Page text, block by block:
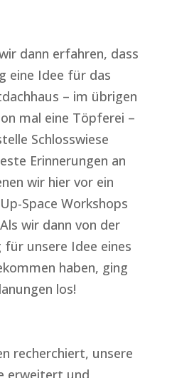
dann erfahren, dass
eine Idee für das
– im übrigen
mal eine Töpferei –
Schlosswiese
Erinnerungen an
wir hier vor ein
Space Workshops
wir dann von der
unsere Idee eines
haben, ging
los!
recherchiert, unsere
erweitert und